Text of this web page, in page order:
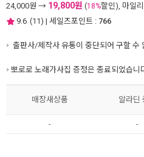
24,000원 → 19,800원 (18%할인), 마일리
9.6 (11) | 세일즈포인트 : 766
출판사/제작사 유통이 중단되어 구할 수
뽀로로 노래가사집 증정은 종료되었습니
매장새상품 알라딘
- -